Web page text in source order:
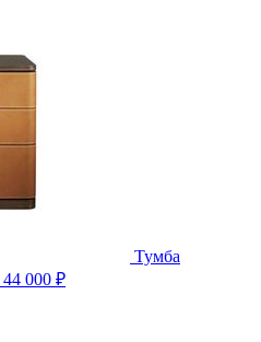
Тумба
44 000 ₽